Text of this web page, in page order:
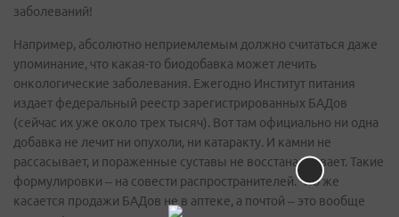
заболеваний!
Например, абсолютно неприемлемым должно считаться даже
упоминание, что какая-то биодобавка может лечить
онкологические заболевания. Ежегодно Институт питания
издает федеральный реестр зарегистрированных БАДов
(сейчас их уже около трех тысяч). Вот там официально ни одна
добавка не лечит ни опухоли, ни катаракту. И камни не
рассасывает, и пораженные суставы не восстанавливает. Такие
формулировки – на совести распространителей. Что же
касается продажи БАДов не в аптеке, а почтой – это вообще